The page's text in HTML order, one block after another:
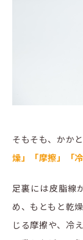
そもそも、かか
燥」「摩擦」「
足裏には皮脂線
め、もともと乾
じる摩擦や、冷